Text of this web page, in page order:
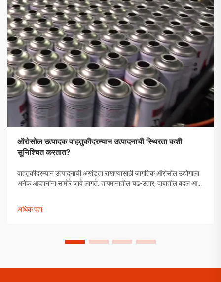
ऑरोसोल उत्पादक वाहतुकीदरम्यान उत्पादनाची स्थिरता कशी
सुनिश्चित करतात?
वाहतुकीदरम्यान उत्पादनाची अखंडता राखण्यासाठी जागतिक ऑरोसोल उद्योगाला
अनेक आव्हानांना सामोरे जावे लागते. तापमानातील चढ-उतार, दाबातील बदल आणि
उपाययोजना राबविल्या पाहिजेत.
अधिक पहा